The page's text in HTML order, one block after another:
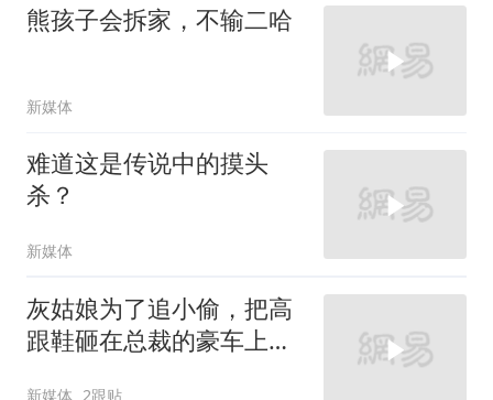
熊孩子会拆家，不输二哈
新媒体
难道这是传说中的摸头
杀？
新媒体
灰姑娘为了追小偷，把高
跟鞋砸在总裁的豪车上，
新媒体 2跟贴